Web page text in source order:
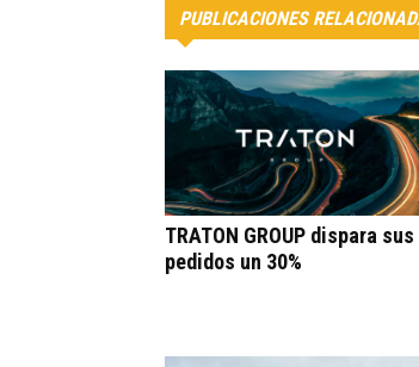
PUBLICACIONES
TRATON GROUP dispara sus
pedidos un 30%